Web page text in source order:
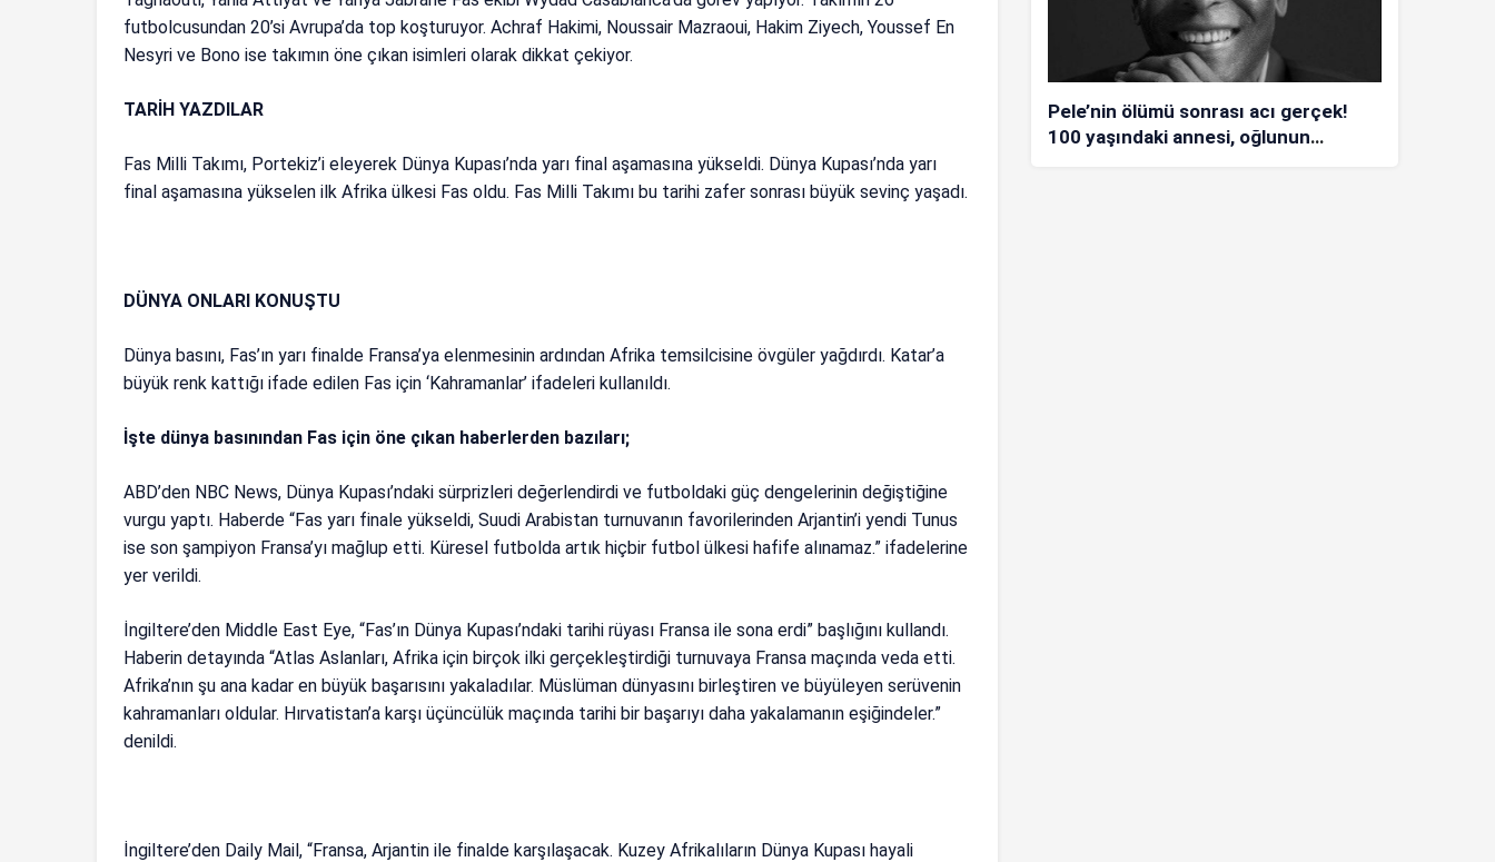
futbolcusundan 20’si Avrupa’da top koşturuyor. Achraf Hakimi, Noussair Mazraoui, Hakim Ziyech, Youssef En
Nesyri ve Bono ise takımın öne çıkan isimleri olarak dikkat çekiyor.
TARİH YAZDILAR
Fas Milli Takımı, Portekiz’i eleyerek Dünya Kupası’nda yarı final aşamasına yükseldi. Dünya Kupası’nda yarı
final aşamasına yükselen ilk Afrika ülkesi Fas oldu. Fas Milli Takımı bu tarihi zafer sonrası büyük sevinç yaşadı.
DÜNYA ONLARI KONUŞTU
Dünya basını, Fas’ın yarı finalde Fransa’ya elenmesinin ardından Afrika temsilcisine övgüler yağdırdı. Katar’a
büyük renk kattığı ifade edilen Fas için ‘Kahramanlar’ ifadeleri kullanıldı.
İşte dünya basınından Fas için öne çıkan haberlerden bazıları;
ABD’den NBC News, Dünya Kupası’ndaki sürprizleri değerlendirdi ve futboldaki güç dengelerinin değiştiğine
vurgu yaptı. Haberde “Fas yarı finale yükseldi, Suudi Arabistan turnuvanın favorilerinden Arjantin’i yendi Tunus
ise son şampiyon Fransa’yı mağlup etti. Küresel futbolda artık hiçbir futbol ülkesi hafife alınamaz.” ifadelerine
yer verildi.
İngiltere’den Middle East Eye, “Fas’ın Dünya Kupası’ndaki tarihi rüyası Fransa ile sona erdi” başlığını kullandı.
Haberin detayında “Atlas Aslanları, Afrika için birçok ilki gerçekleştirdiği turnuvaya Fransa maçında veda etti.
Afrika’nın şu ana kadar en büyük başarısını yakaladılar. Müslüman dünyasını birleştiren ve büyüleyen serüvenin
kahramanları oldular. Hırvatistan’a karşı üçüncülük maçında tarihi bir başarıyı daha yakalamanın eşiğindeler.”
denildi.
İngiltere’den Daily Mail, “Fransa, Arjantin ile finalde karşılaşacak. Kuzey Afrikalıların Dünya Kupası hayali
Pele’nin ölümü sonrası acı gerçek!
100 yaşındaki annesi, oğlunun